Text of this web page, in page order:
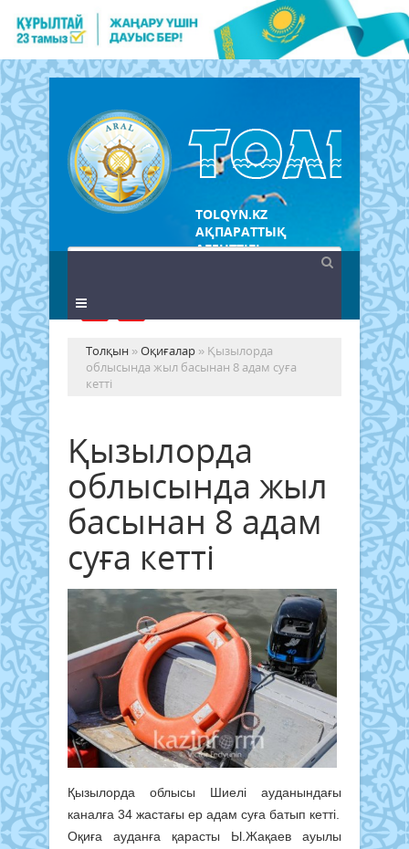
TOLQYN.KZ
АҚПАРАТТЫҚ
АГЕНТТІГІ
Толқын »Оқиғалар » Қызылорда
облысында жыл басынан 8 адам суға
кетті
Қызылорда
облысында жыл
басынан 8 адам
суға кетті
Қызылорда облысы Шиелі ауданындағы
каналға 34 жастағы ер адам суға батып кетті.
Оқиға ауданға қарасты Ы.Жақаев ауылы